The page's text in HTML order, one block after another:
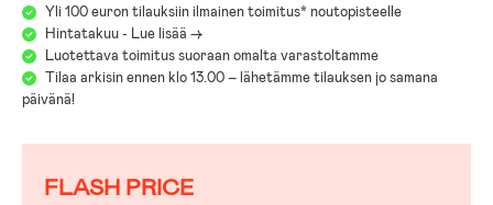
Yli 100 euron tilauksiin ilmainen toimitus* noutopisteelle
Hintatakuu - Lue lisää ->
Luotettava toimitus suoraan omalta varastoltamme
Tilaa arkisin ennen klo 13.00 – lähetämme tilauksen jo samana
päivänä!
FLASH PRICE